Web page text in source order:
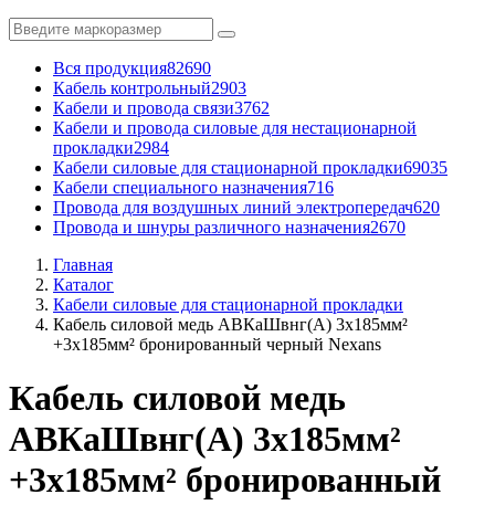
Вся продукция82690
Кабель контрольный2903
Кабели и провода связи3762
Кабели и провода силовые для нестационарной
прокладки2984
Кабели силовые для стационарной прокладки69035
Кабели специального назначения716
Провода для воздушных линий электропередач620
Провода и шнуры различного назначения2670
Главная
Каталог
Кабели силовые для стационарной прокладки
Кабель силовой медь АВКаШвнг(А) 3x185мм²
+3x185мм² бронированный черный Nexans
Кабель силовой медь
АВКаШвнг(А) 3x185мм²
+3x185мм² бронированный